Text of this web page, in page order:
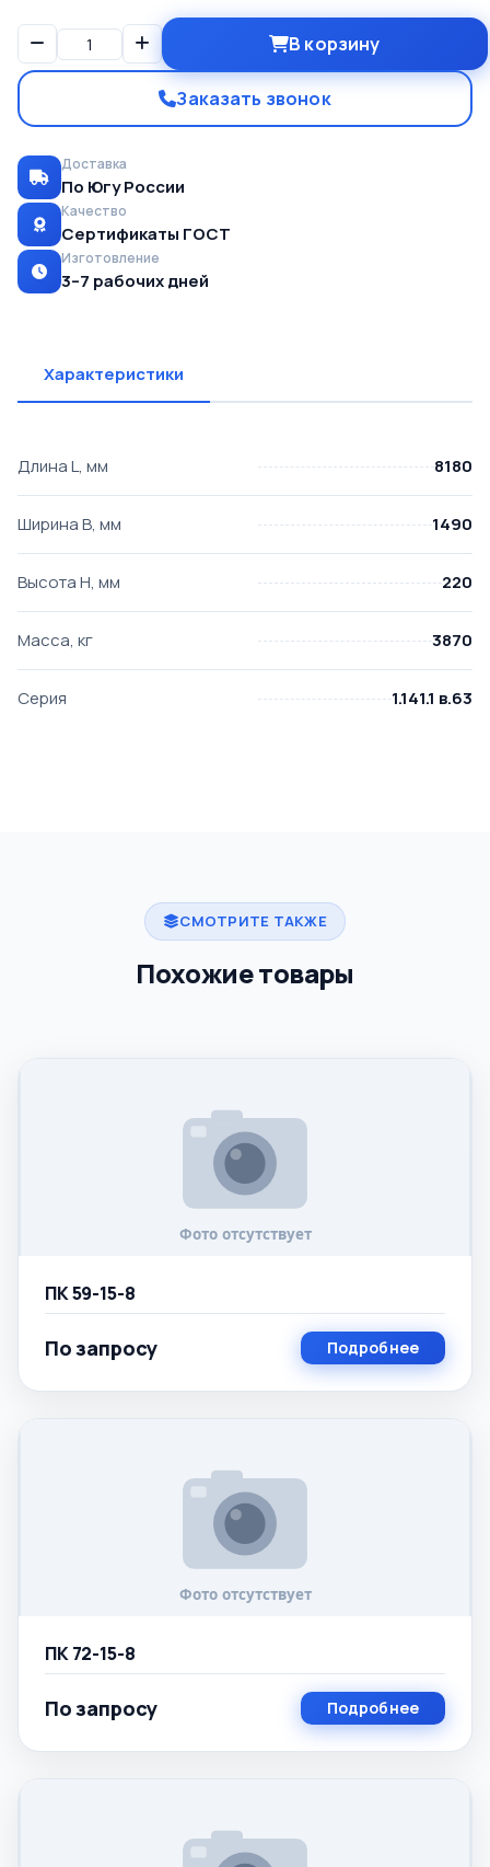
В корзину
Заказать звонок
Доставка
По Югу России
Качество
Сертификаты ГОСТ
Изготовление
3–7 рабочих дней
Характеристики
Длина L, мм 8180
Ширина B, мм 1490
Высота H, мм 220
Масса, кг 3870
Серия 1.141.1 в.63
СМОТРИТЕ ТАКЖЕ
Похожие товары
ПК 59-15-8
По запросу Подробнее
ПК 72-15-8
По запросу Подробнее